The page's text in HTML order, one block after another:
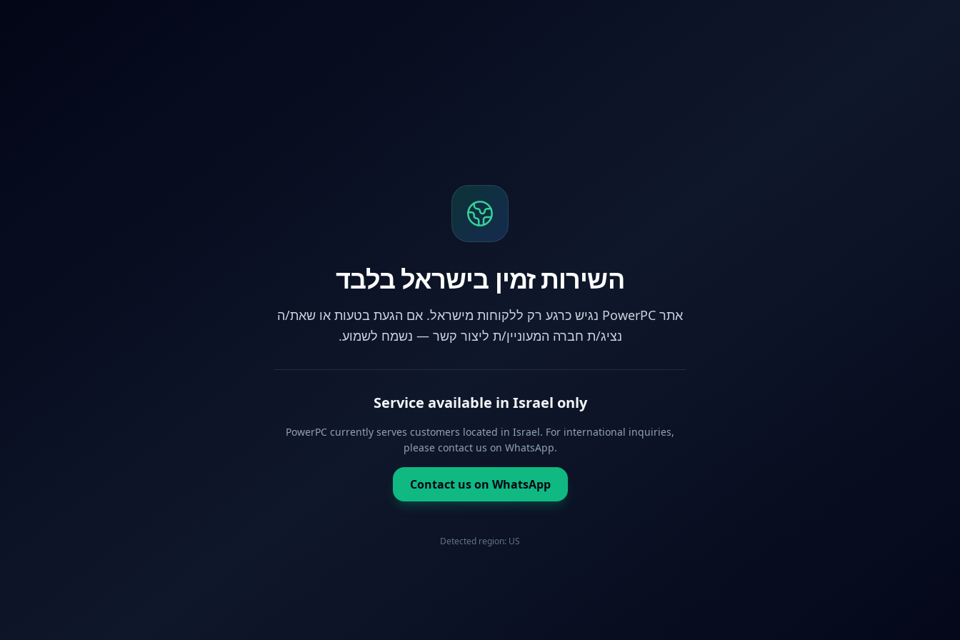
השירות זמין בישראל בלבד
אתר PowerPC נגיש כרגע רק ללקוחות מישראל. אם הגעת בטעות או שאת/ה
נציג/ת חברה המעוניין/ת ליצור קשר — נשמח לשמוע.
Service available in Israel only
PowerPC currently serves customers located in Israel. For international inquiries,
please contact us on WhatsApp.
Contact us on WhatsApp
Detected region: US